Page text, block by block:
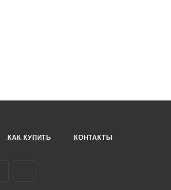
КАК КУПИТЬ КОНТАКТЫ